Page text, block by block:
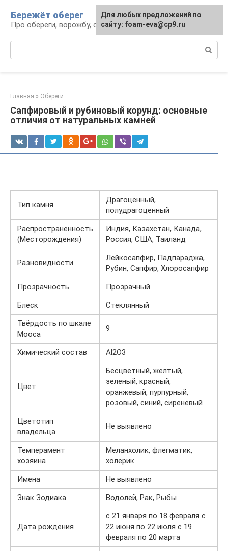
контенту
Бережёт оберег
Про обереги, ворожбу, сны и гадания
Главная » Обереги
Сапфировый и рубиновый корунд: основные
отличия от натуральных камней
Тип камня
Драгоценный,
полудрагоценный
Распространенность
(Месторождения)
Индия, Казахстан, Канада,
Россия, США, Таиланд
Разновидности
Лейкосапфир, Падпараджа,
Рубин, Сапфир, Хлоросапфир
Прозрачность
Прозрачный
Блеск
Стеклянный
Твёрдость по шкале
Мооса
9
Химический состав Al2O3
Цвет
Бесцветный, желтый,
зеленый, красный,
оранжевый, пурпурный,
розовый, синий, сиреневый
Цветотип
владельца
Не выявлено
Темперамент
хозяина
Меланхолик, флегматик,
холерик
Имена
Не выявлено
Знак Зодиака
Водолей, Рак, Рыбы
Дата рождения
с 21 января по 18 февраля с
22 июня по 22 июля с 19
февраля по 20 марта
Для любых предложений по
сайту: foam-eva@cp9.ru